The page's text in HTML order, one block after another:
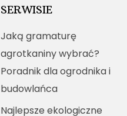
SERWISIE
Jaką gramaturę
agrotkaniny wybrać?
Poradnik dla ogrodnika i
budowlańca
Najlepsze ekologiczne